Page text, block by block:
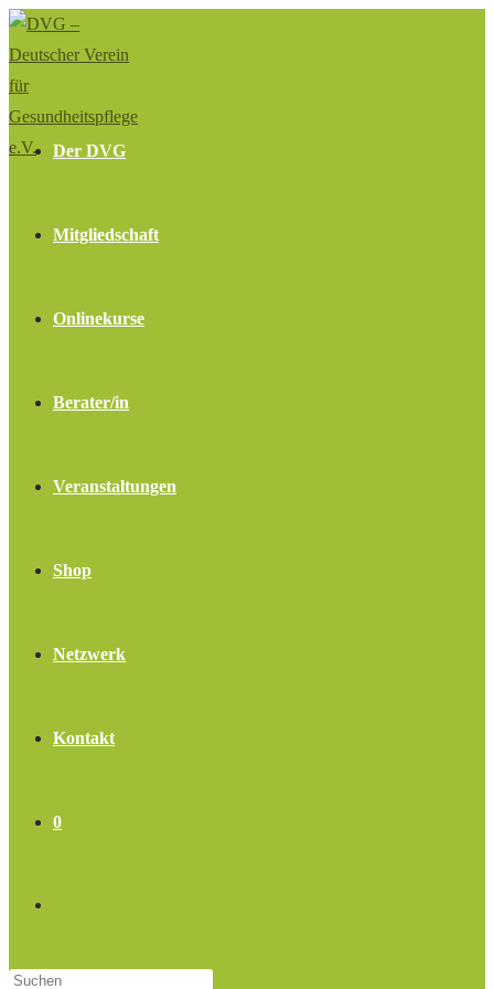
Zum
Inhalt
springen
Der DVG
Mitgliedschaft
Onlinekurse
Berater/in
Veranstaltungen
Shop
Netzwerk
Kontakt
0